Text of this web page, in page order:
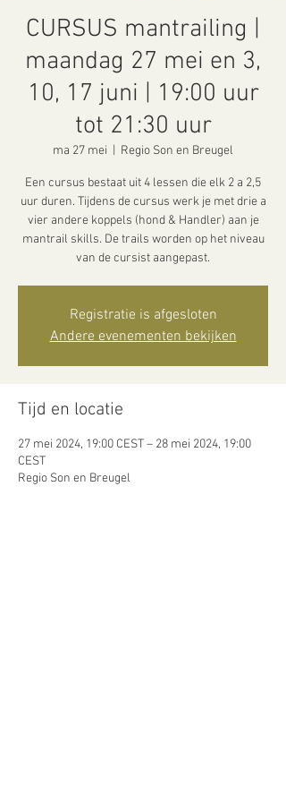
CURSUS mantrailing |
maandag 27 mei en 3,
10, 17 juni | 19:00 uur
tot 21:30 uur
ma 27 mei Regio Son en Breugel
Een cursus bestaat uit 4 lessen die elk 2 a 2,5
uur duren. Tijdens de cursus werk je met drie a
vier andere koppels (hond & Handler) aan je
mantrail skills. De trails worden op het niveau
van de cursist aangepast.
Registratie is afgesloten
Andere evenementen bekijken
Tijd en locatie
27 mei 2024, 19:00 CEST – 28 mei 2024, 19:00
CEST
Regio Son en Breugel